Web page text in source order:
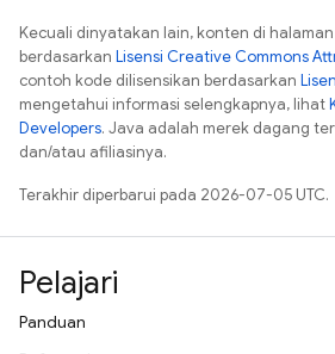
Kecuali dinyatakan lain, konten di
berdasarkan Lisensi Creative Commons
contoh kode dilisensikan berdasarkan
mengetahui informasi selengkapnya, lihat
Developers. Java adalah merek dagang
dan/atau afiliasinya.
Terakhir diperbarui pada 2026-07-05 UTC.
Pelajari
Panduan